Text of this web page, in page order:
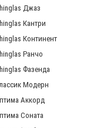
Джаз
Кантри
Континент
Ранчо
Фазенда
Модерн
Аккорд
Соната